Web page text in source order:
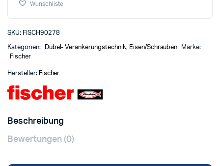
Wunschliste
SKU: FISCH90278
Kategorien: Dübel- Verankerungstechnik, Eisen/Schrauben
Marke:
Fischer
Hersteller: Fischer
Beschreibung
Bewertungen (0)